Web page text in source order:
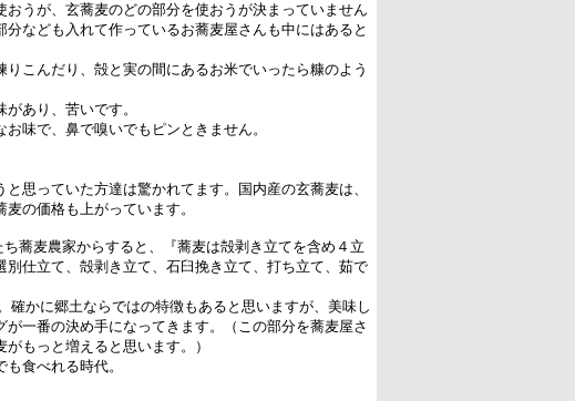
うが、玄蕎麦のどの部分を使おうが決まっていません
なども入れて作っているお蕎麦屋さんも中にはあると
こんだり、殻と実の間にあるお米でいったら糠のよう
あり、苦いです。
味で、鼻で嗅いでもピンときません。
思っていた方達は驚かれてます。国内産の玄蕎麦は、
の価格も上がっています。
蕎麦農家からすると、『蕎麦は殻剥き立てを含め４立
仕立て、殻剥き立て、石臼挽き立て、打ち立て、茹で
かに郷土ならではの特徴もあると思いますが、美味し
一番の決め手になってきます。（この部分を蕎麦屋さ
もっと増えると思います。）
食べれる時代。